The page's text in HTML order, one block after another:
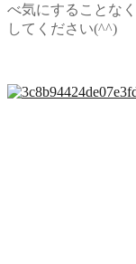
べ気にすることな
してください(^^)